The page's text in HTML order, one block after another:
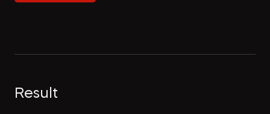
Экологическое
Result